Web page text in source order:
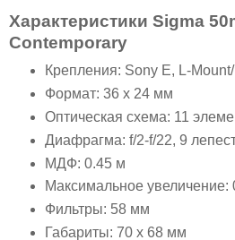
Характеристики Sigma
Contemporary
Крепления: Sony E, L-
Формат: 36 x 24 мм
Оптическая схема: 11
Диафрагма: f/2-f/22, 9
МДФ: 0.45 м
Максимальное увеличение:
Фильтры: 58 мм
Габариты: 70 x 68 мм